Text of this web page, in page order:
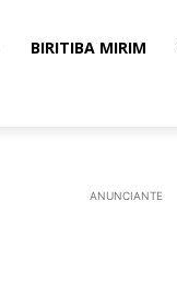
BIRITIBA MIRIM
ANUNCIANTE